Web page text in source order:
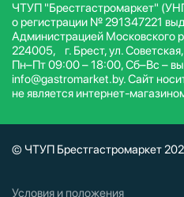
ЧТУП "Брестгастромаркет"
о регистрации № 291347221
Администрацией Московского
224005, г. Брест, ул.
Пн–Пт 09:00 – 18:00, Сб–Вс –
info@gastromarket.by. Сайт
не является интернет-
© ЧТУП Брестгастромаркет
Условия и положения